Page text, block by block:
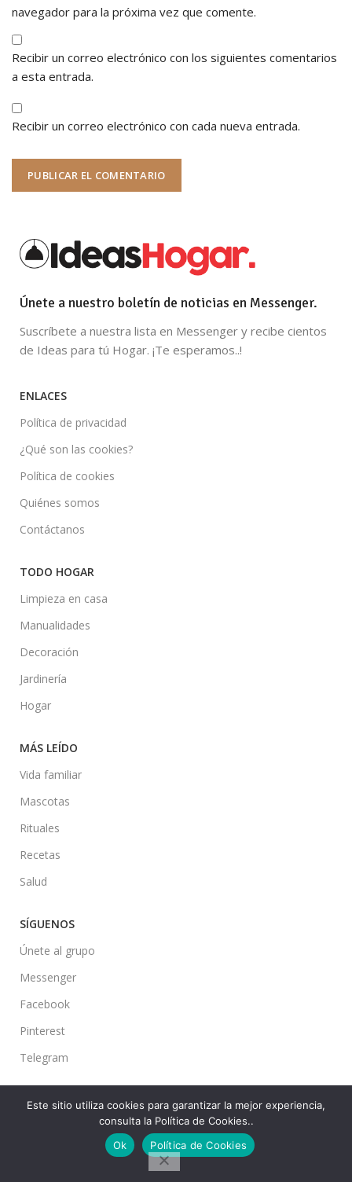
navegador para la próxima vez que comente.
Recibir un correo electrónico con los siguientes comentarios
a esta entrada.
Recibir un correo electrónico con cada nueva entrada.
Únete a nuestro boletín de noticias en Messenger.
Suscríbete a nuestra lista en Messenger y recibe cientos
de Ideas para tú Hogar. ¡Te esperamos..!
ENLACES
Política de privacidad
¿Qué son las cookies?
Política de cookies
Quiénes somos
Contáctanos
TODO HOGAR
Limpieza en casa
Manualidades
Decoración
Jardinería
Hogar
MÁS LEÍDO
Vida familiar
Mascotas
Rituales
Recetas
Salud
SÍGUENOS
Únete al grupo
Messenger
Facebook
Pinterest
Telegram
2022 Created ByCMS. Premium Blog Solutions.
Este sitio utiliza cookies para garantizar la mejor experiencia,
consulta la Política de Cookies..
Ok
Política de Cookies